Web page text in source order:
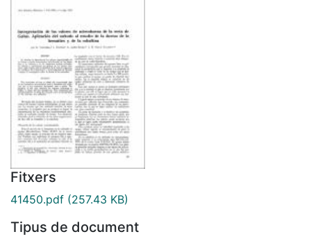
Fitxers
41450.pdf (257.43 KB)
Tipus de document